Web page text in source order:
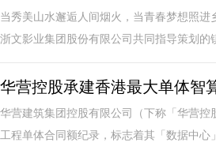
当秀美山水邂逅人间烟火，当青春梦想照
浙文影业集团股份有限公司共同指导策划
华营控股承建香港最大单体智
华营建筑集团控股有限公司（下称「华营
工程单体合同额纪录，标志着其「数据中